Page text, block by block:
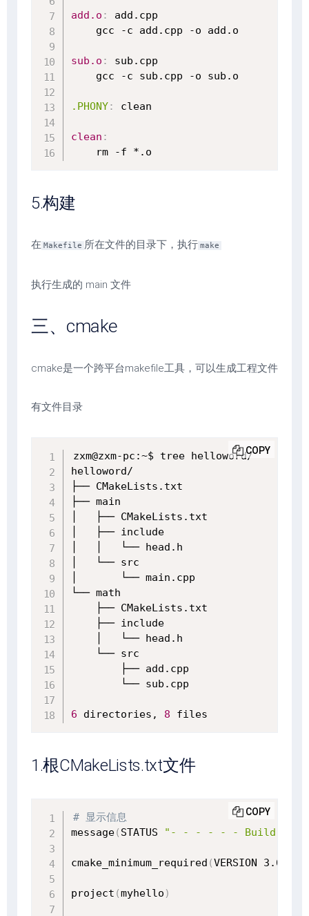
add.o :
add.cpp
    gcc -c add.cpp -o add.o
sub.o :
sub.cpp
    gcc -c sub.cpp -o sub.o
.PHONY: clean
clean :
    rm -f *.o
5.构建
在 Makefile 所在文件的目录下，执行 make
执行生成的 main 文件
三、cmake
cmake是一个跨平台makefile工具，可以生成工程文件
有文件目录
zxm@zxm-pc:~$ tree helloword/
helloword/
├── CMakeLists.txt
├── main
│   ├── CMakeLists.txt
│   ├── include
│   │   └── head.h
│   └── src
│       └── main.cpp
└── math
    ├── CMakeLists.txt
    ├── include
    │   └── head.h
    └── src
        ├── add.cpp
        └── sub.cpp
6 directories, 8 files
COPY
1.根CMakeLists.txt文件
# 显示信息
message( STATUS "- - - - - - Build in
cmake_minimum_required (VERSION 3.6
project (myhello )
COPY